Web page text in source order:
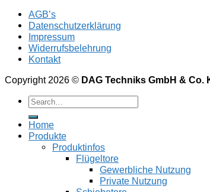
AGB’s
Datenschutzerklärung
Impressum
Widerrufsbelehrung
Kontakt
Copyright 2026 © DAG Techniks GmbH & Co.
Home
Produkte
Produktinfos
Flügeltore
Gewerbliche Nutzung
Private Nutzung